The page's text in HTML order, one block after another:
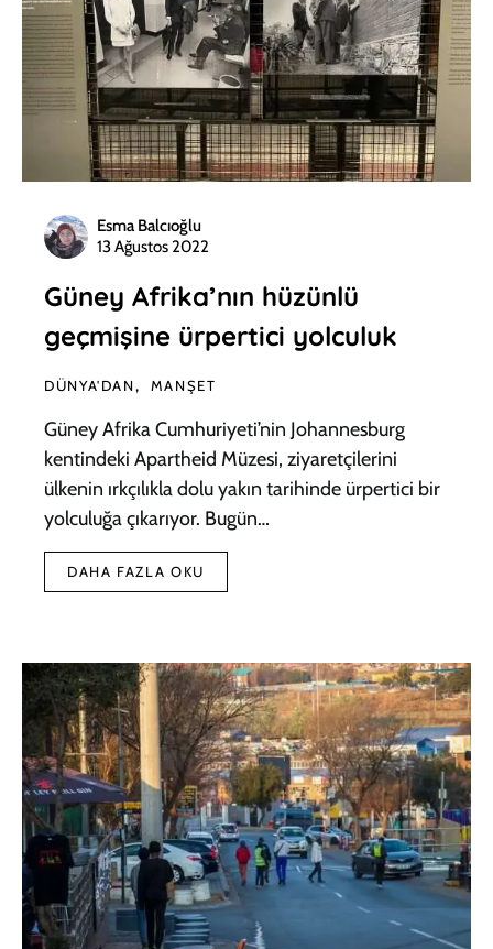
Esma Balcıoğlu
13 Ağustos 2022
Güney Afrika’nın hüzünlü
geçmişine ürpertici yolculuk
DÜNYA'DAN MANŞET
Güney Afrika Cumhuriyeti’nin Johannesburg
kentindeki Apartheid Müzesi, ziyaretçilerini
ülkenin ırkçılıkla dolu yakın tarihinde ürpertici bir
yolculuğa çıkarıyor. Bugün…
DAHA FAZLA OKU